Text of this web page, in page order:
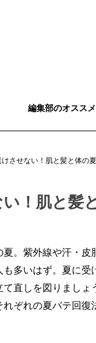
編集部のオススメ
けさせない！肌と髪と体の
！肌と髪
。紫外線や汗・
も多いはず。夏に
直しを図りましょ
れぞれの夏バテ回